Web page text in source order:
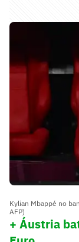
Kylian Mbappé no
AFP)
+ Áustria